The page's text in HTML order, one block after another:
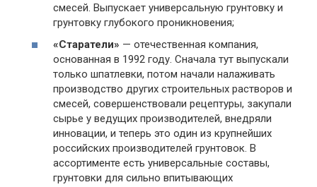
смесей. Выпускает универсальную грунтовку и
грунтовку глубокого проникновения;
«Старатели» — отечественная компания,
основанная в 1992 году. Сначала тут выпускали
только шпатлевки, потом начали налаживать
производство других строительных растворов и
смесей, совершенствовали рецептуры, закупали
сырье у ведущих производителей, внедряли
инновации, и теперь это один из крупнейших
российских производителей грунтовок. В
ассортименте есть универсальные составы,
грунтовки для сильно впитывающих